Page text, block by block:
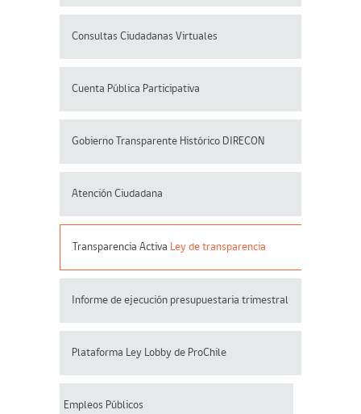
Consultas Ciudadanas Virtuales
Cuenta Pública Participativa
Gobierno Transparente Histórico DIRECON
Atención Ciudadana
Transparencia Activa Ley de transparencia
Informe de ejecución presupuestaria trimestral
Plataforma Ley Lobby de ProChile
Empleos Públicos